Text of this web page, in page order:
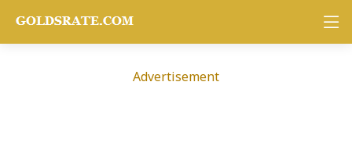
Advertisement